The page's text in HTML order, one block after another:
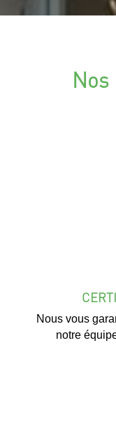
Nous vous
notre